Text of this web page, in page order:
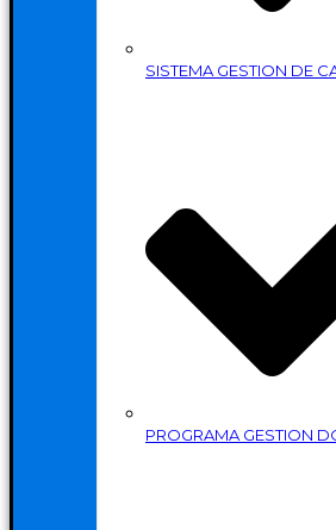
SISTEMA GESTION DE
PROGRAMA GESTION